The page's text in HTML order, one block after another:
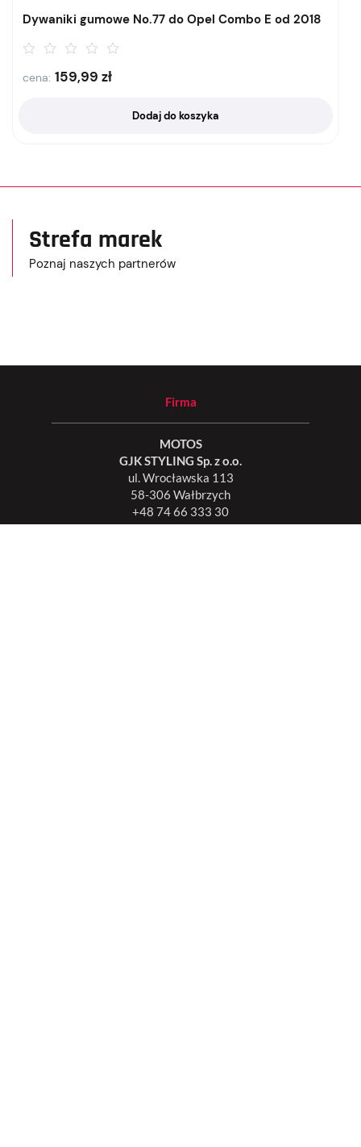
Dywaniki gumowe No.77 do Opel Combo E od 2018
cena: 159,99 zł
Dodaj do koszyka
Strefa marek
Poznaj naszych partnerów
Firma
MOTOS
GJK STYLING Sp. z o.o.
ul. Wrocławska 113
58-306 Wałbrzych
+48 74 66 333 30
biuro@motos.pl